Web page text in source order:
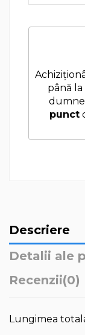
până la
punct
Descriere
Detalii ale
Recenzii(0)
Lungimea